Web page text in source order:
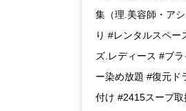
集（理.美容師・ア
り #レンタルスペ
ズ.レディース #ブ
ー染め放題 #復元ド
付け #2415スープ